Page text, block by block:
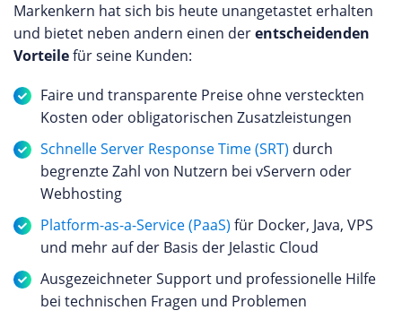
Markenkern hat sich bis heute unangetastet erhalten
und bietet neben andern einen derentscheidenden
Vorteilefür seine Kunden:
Faire und transparente Preise ohne versteckten
Kosten oder obligatorischen Zusatzleistungen
Schnelle Server Response Time (SRT) durch
begrenzte Zahl von Nutzern bei vServern oder
Webhosting
Platform-as-a-Service (PaaS) für Docker, Java, VPS
und mehr auf der Basis der Jelastic Cloud
Ausgezeichneter Support und professionelle Hilfe
bei technischen Fragen und Problemen